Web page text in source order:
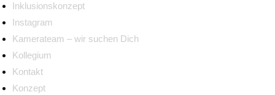
Inklusionskonzept
Instagram
Kamerateam – wir suchen Dich
Kollegium
Kontakt
Konzept